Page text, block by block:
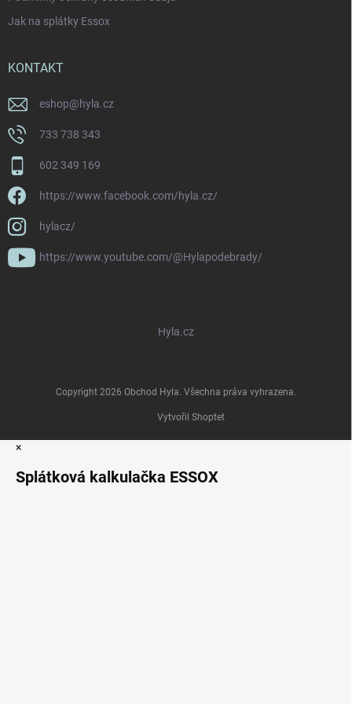
Jak na splátky Essox
KONTAKT
eshop@hyla.cz
733 738 343
602 349 169
https://www.facebook.com/hyla.cz/
hylacz/
https://www.youtube.com/@Hylapodebrady/
Hyla.cz
Vytvořil Shoptet
Copyright 2026 Obchod Hyla. Všechna práva vyhrazena.
×
Splátková kalkulačka ESSOX